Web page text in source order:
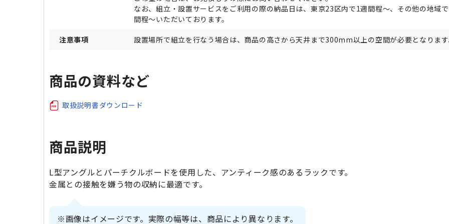
なお、組立・設置サービスをご利用の際の納品日は、東京23区内で1週間程～、その他の地域
間程～いただいております。
注意事項 設置場所で組立を行なう場合は、商品の高さから天井まで300mm以上の空間が必要となりま
商品の資料など
取扱説明書ダウンロード
商品説明
L型アングルとパーチクルボードを使用した、アンティーク感のあるラックです。
金属との接触を嫌う物の収納に最適です。
※画像はイメージです。実際の幅等は、商品により異なります。